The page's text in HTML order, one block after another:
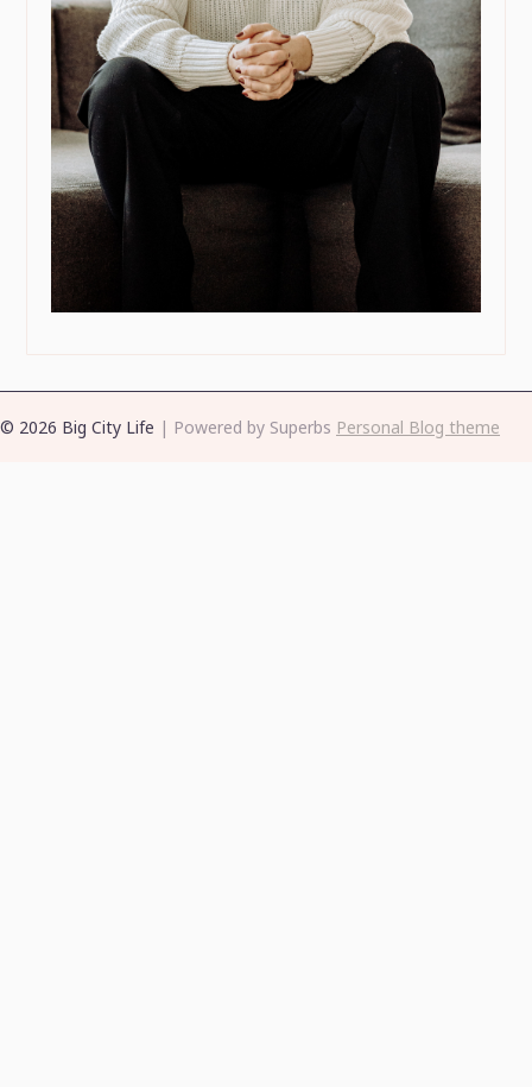
© 2026 Big City Life | Powered by Superbs Personal Blog theme